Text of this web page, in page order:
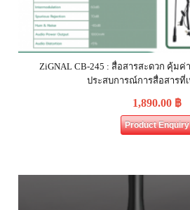
ZiGNAL CB-245 : สื่อสารสะดวก คุ้ม
ประสบการณ์การสื่อสารที่
1,890.00 ฿
Product Enquiry